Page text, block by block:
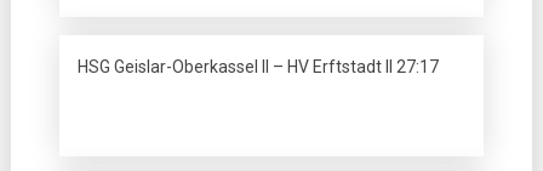
HSG Geislar-Oberkassel II – HV Erftstadt II 27:17